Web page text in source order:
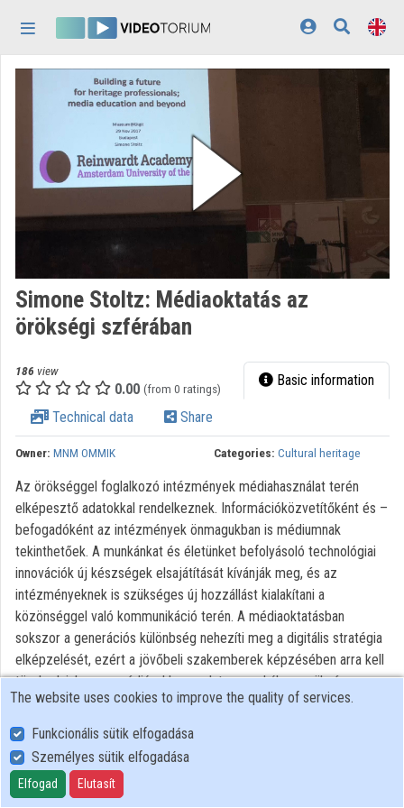
Discovery
Categories
Contributors
Simone Stoltz: Médiaoktatás az
örökségi szférában
186 view
0.00 (from 0 ratings) Basic information
Technical data Share
Owner: MNM OMMIK Categories: Cultural heritage
Az örökséggel foglalkozó intézmények médiahasználat terén
elképesztő adatokkal rendelkeznek. Információközvetítőként és –
befogadóként az intézmények önmagukban is médiumnak
tekinthetőek. A munkánkat és életünket befolyásoló technológiai
innovációk új készségek elsajátítását kívánják meg, és az
intézményeknek is szükséges új hozzállást kialakítani a
közönséggel való kommunikáció terén. A médiaoktatásban
sokszor a generációs különbség nehezíti meg a digitális stratégia
elképzelését, ezért a jövőbeli szakemberek képzésében arra kell
törekedni, hogy a médiával kapcsolatos munkához szükséges
készségeket és kompetenciákat is elsajátíthassák a hallgatók.
User Policy
Adatkezelési tájékoztató (en)
Cookie Policy
The website uses cookies to improve the quality of services.
Funkcionális sütik elfogadása
Személyes sütik elfogadása
Elfogad Elutasít